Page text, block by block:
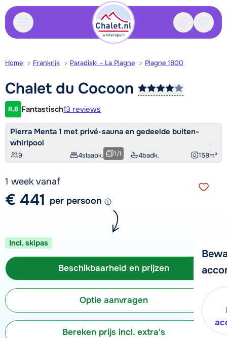
Contact
Home Frankrijk Paradiski - La Plagne Plagne 1800
Chalet du Cocoon
Klantwaardering
8,8 Fantastisch13 reviews
Pierra Menta 1 met privé-sauna en gedeelde buiten-
whirlpool
9 4slaapk. 4badk. 158m²
1/1
1 week vanaf
€ 441 per persoon
Incl. skipas
Beschikbaarheid en prijzen
Optie aanvragen
Bereken prijs incl. extra's